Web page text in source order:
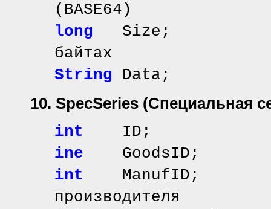
(BASE64)
long Size; //
байтах
String Data;
10. SpecSeries (Специальная
int ID; //
inе GoodsID; //
int ManufID; //
производителя